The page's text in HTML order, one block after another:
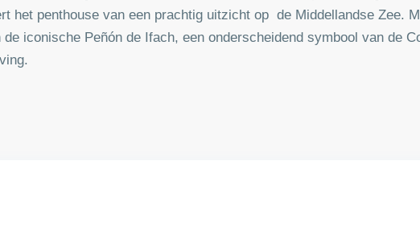
het penthouse van een prachtig uitzicht op de Middellandse Zee.
iconische Peñón de Ifach, een onderscheidend symbool van de